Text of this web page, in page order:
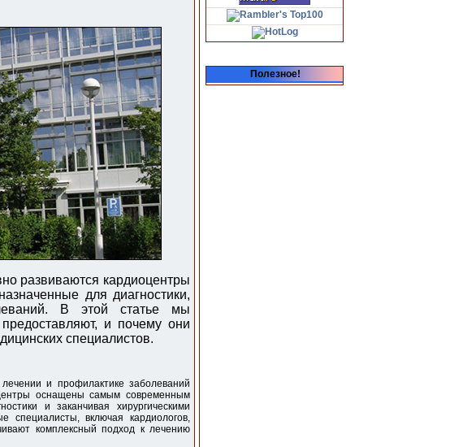
развиваются кардиоцентры
для диагностики,
В этой статье мы
и почему они
специалистов.
и профилактике заболеваний
оснащены самым современным
и заканчивая хирургическими
специалисты, включая кардиологов,
комплексный подход к лечению
Полезное!